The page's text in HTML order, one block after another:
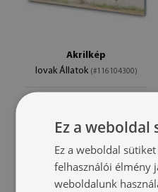
Akrilkép
lovak Állatok (#116104300)
49 900 HUF
Ez a weboldal
Ez a weboldal
felhasználói élmény
weboldalunk